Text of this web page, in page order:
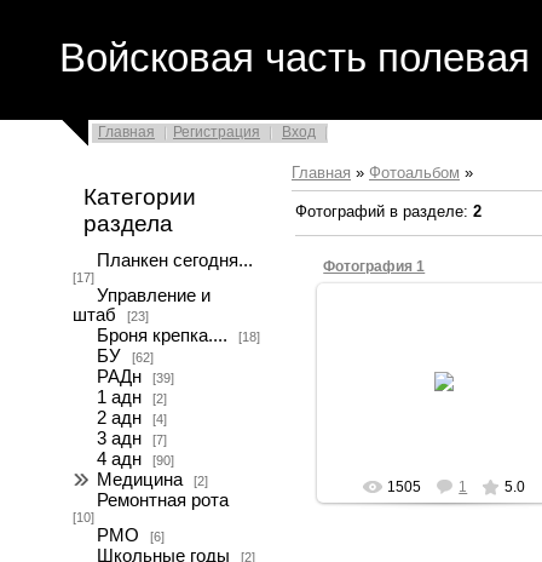
Войсковая часть полевая
Главная Регистрация Вход
Категории
раздела
Планкен сегодня...
[17]
Управление и
штаб
[23]
Броня крепка.... [18]
БУ [62]
РАДн [39]
1 адн [2]
2 адн [4]
3 адн [7]
4 адн [90]
Медицина [2]
Ремонтная рота
[10]
РМО [6]
Школьные годы [2]
Главная » Фотоальбом »
Фотографий в разделе: 2
Фотография 1
стоматологМещеряков Е,
1505 1 5.0